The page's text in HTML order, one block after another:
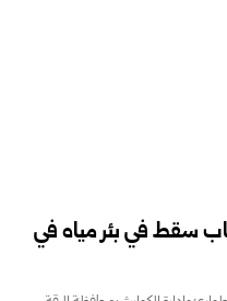
سقط في بئر مياه في